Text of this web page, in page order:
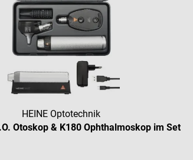
HEINE Optotechnik
Otoskop & K180 Ophthalmoskop im Set